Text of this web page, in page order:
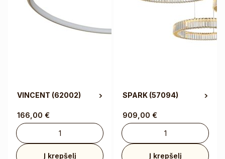
VINCENT (62002)
166,00 €
Į krepšelį
SPARK (57094)
909,00 €
Į krepšelį